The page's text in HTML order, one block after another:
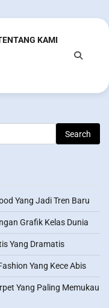
KAMI
Yang Jadi Tren Baru
Grafik Kelas Dunia
Yang Dramatis
Yang Kece Abis
Yang Paling Memukau